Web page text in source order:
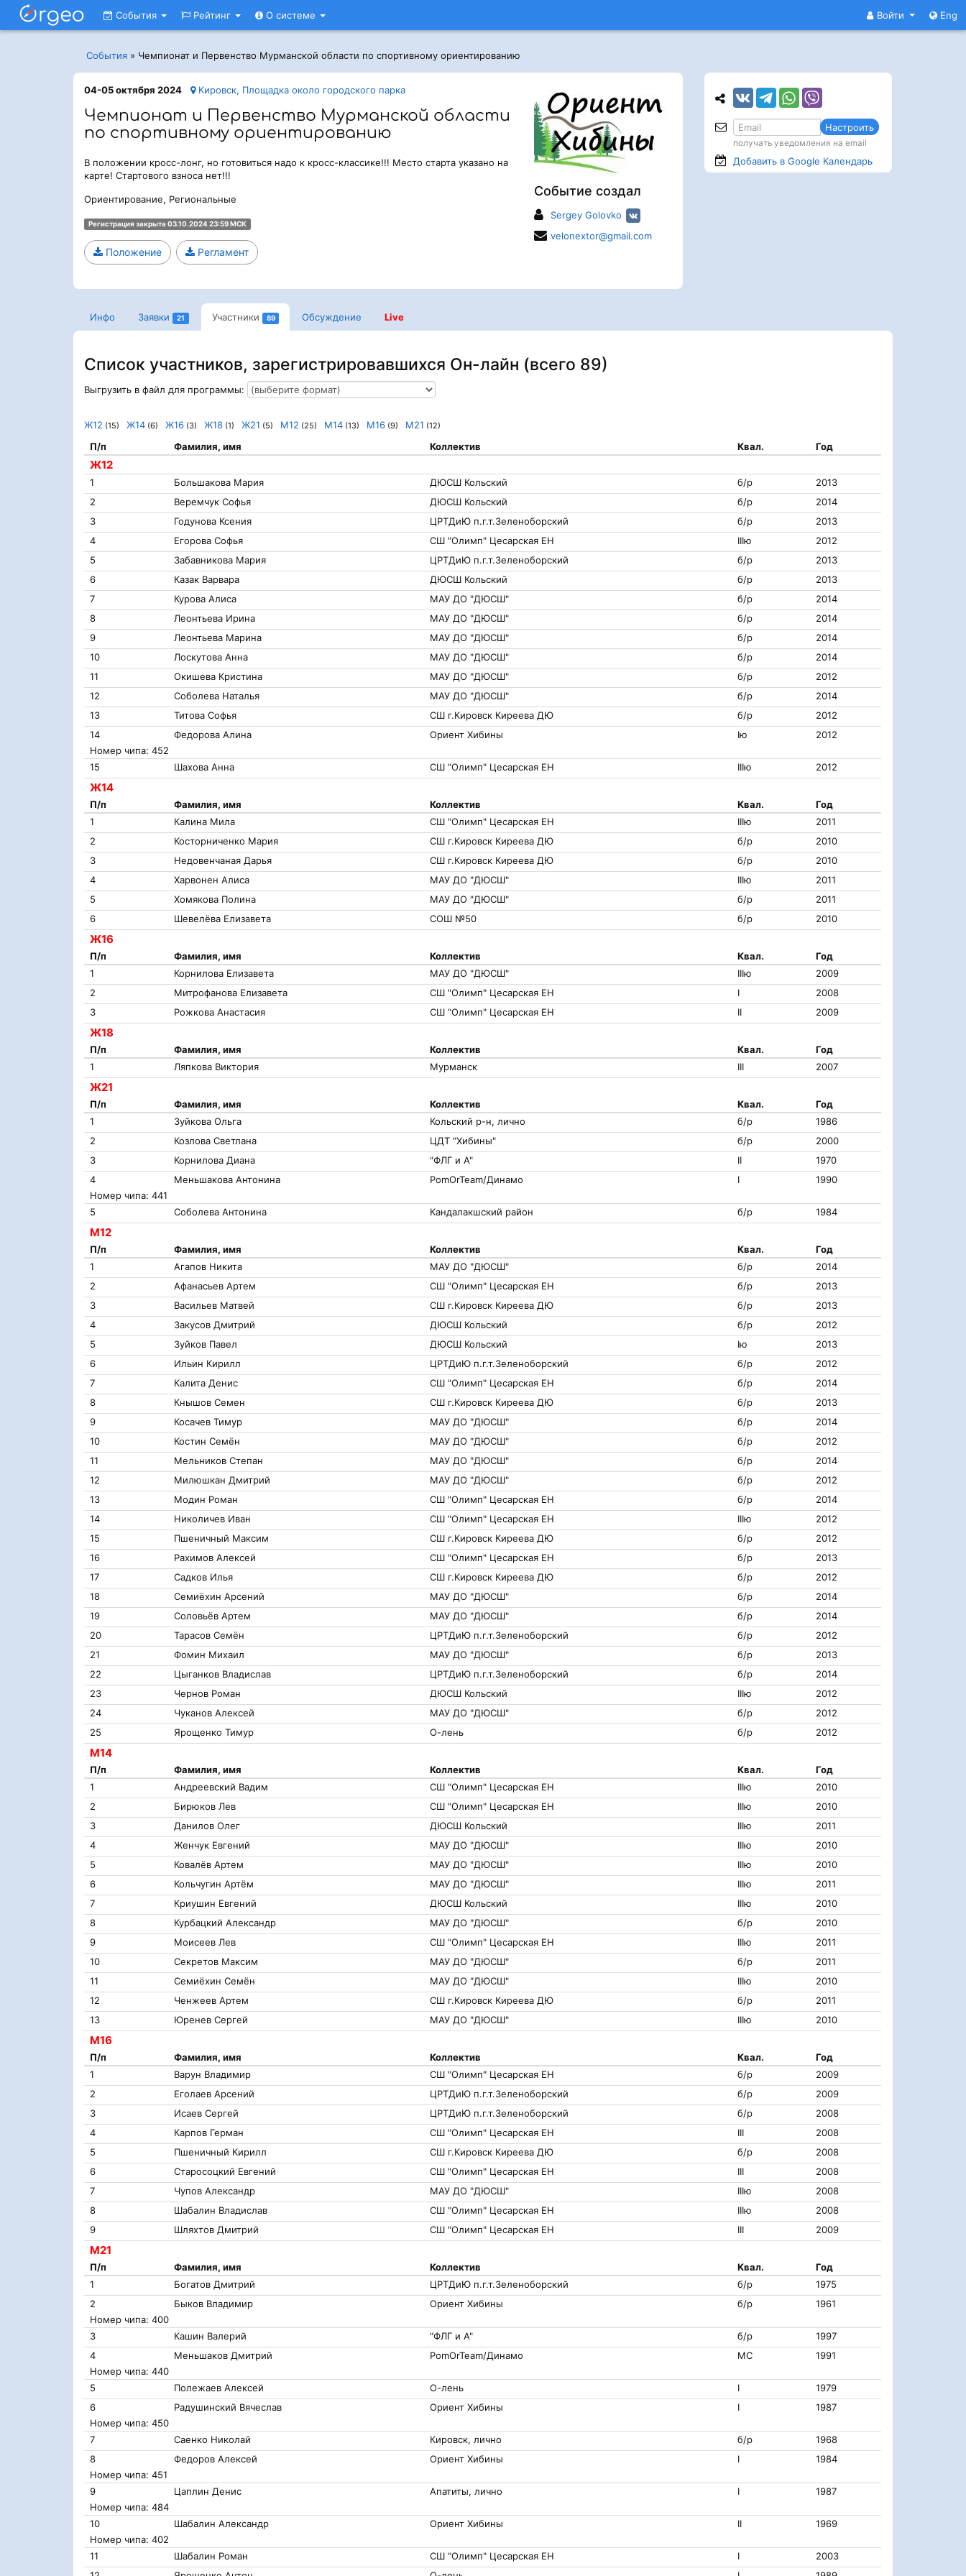
Войти Eng
События Рейтинг О системе
События » Чемпионат и Первенство Мурманской области по спортивному ориентированию
Событие создал
Sergey Golovko
velonextor@gmail.com
04-05 октября 2024 Кировск, Площадка около городского парка
Чемпионат и Первенство Мурманской области
по спортивному ориентированию
В положении кросс-лонг, но готовиться надо к кросс-классике!!! Место старта указано на
карте! Стартового взноса нет!!!
Ориентирование, Региональные
Регистрация закрыта 03.10.2024 23:59 МСК
Положение Регламент
Инфо Заявки 21 Участники 89 Обсуждение Live
Список участников, зарегистрировавшихся Он-лайн (всего 89)
Выгрузить в файл для программы:
Ж12 (15) Ж14 (6) Ж16 (3) Ж18 (1) Ж21 (5) М12 (25) М14 (13) М16 (9) М21 (12)
Ж12
П/п Фамилия, имя Коллектив Квал. Год
1 Большакова Мария ДЮСШ Кольский б/р
2013
2
Веремчук Софья ДЮСШ Кольский б/р
2014
3
Годунова Ксения ЦРТДиЮ п.г.т.Зеленоборский б/р
2013
4
Егорова Софья СШ "Олимп" Цесарская ЕН IIIю
2012
5
Забавникова Мария ЦРТДиЮ п.г.т.Зеленоборский б/р
2013
6
Казак Варвара ДЮСШ Кольский б/р
2013
7
Курова Алиса МАУ ДО "ДЮСШ" б/р
2014
8
Леонтьева Ирина МАУ ДО "ДЮСШ" б/р
2014
9
Леонтьева Марина МАУ ДО "ДЮСШ" б/р
2014
10
Лоскутова Анна МАУ ДО "ДЮСШ" б/р
2014
11
Окишева Кристина МАУ ДО "ДЮСШ" б/р
2012
12
Соболева Наталья МАУ ДО "ДЮСШ" б/р
2014
13
Титова Софья СШ г.Кировск Киреева ДЮ б/р
2012
14
Федорова Алина Ориент Хибины Iю
2012
Номер чипа: 452
15
Шахова Анна СШ "Олимп" Цесарская ЕН IIIю 2012
Ж14
П/п Фамилия, имя Коллектив Квал.
Год
1
Калина Мила СШ "Олимп" Цесарская ЕН IIIю
2011
2
Косторниченко Мария СШ г.Кировск Киреева ДЮ б/р
2010
3
Недовенчаная Дарья СШ г.Кировск Киреева ДЮ б/р
2010
4
Харвонен Алиса МАУ ДО "ДЮСШ" IIIю
2011
5
Хомякова Полина МАУ ДО "ДЮСШ" б/р
2011
6
Шевелёва Елизавета СОШ №50 б/р 2010
Ж16
П/п Фамилия, имя Коллектив Квал.
Год
1
Корнилова Елизавета МАУ ДО "ДЮСШ" IIIю
2009
2
Митрофанова Елизавета СШ "Олимп" Цесарская ЕН I
2008
3
Рожкова Анастасия СШ "Олимп" Цесарская ЕН II 2009
Ж18
П/п Фамилия, имя Коллектив Квал.
Год
1
Ляпкова Виктория Мурманск III 2007
Ж21
П/п Фамилия, имя Коллектив Квал.
Год
1
Зуйкова Ольга Кольский р-н, лично б/р
1986
2
Козлова Светлана ЦДТ "Хибины" б/р
2000
3
Корнилова Диана "ФЛГ и А" II
1970
4
Меньшакова Антонина PomOrTeam/Динамо I
1990
Номер чипа: 441
5
Соболева Антонина Кандалакшский район б/р 1984
М12
П/п Фамилия, имя Коллектив Квал.
Год
1
Агапов Никита МАУ ДО "ДЮСШ" б/р
2014
2
Афанасьев Артем СШ "Олимп" Цесарская ЕН б/р
2013
3
Васильев Матвей СШ г.Кировск Киреева ДЮ б/р
2013
4
Закусов Дмитрий ДЮСШ Кольский б/р
2012
5
Зуйков Павел ДЮСШ Кольский Iю
2013
6
Ильин Кирилл ЦРТДиЮ п.г.т.Зеленоборский б/р
2012
7
Калита Денис СШ "Олимп" Цесарская ЕН б/р
2014
8
Кнышов Семен СШ г.Кировск Киреева ДЮ б/р
2013
9
Косачев Тимур МАУ ДО "ДЮСШ" б/р
2014
10
Костин Семëн МАУ ДО "ДЮСШ" б/р
2012
11
Мельников Степан МАУ ДО "ДЮСШ" б/р
2014
12
Милюшкан Дмитрий МАУ ДО "ДЮСШ" б/р
2012
13
Модин Роман СШ "Олимп" Цесарская ЕН б/р
2014
14
Николичев Иван СШ "Олимп" Цесарская ЕН IIIю
2012
15
Пшеничный Максим СШ г.Кировск Киреева ДЮ б/р
2012
16
Рахимов Алексей СШ "Олимп" Цесарская ЕН б/р
2013
17
Садков Илья СШ г.Кировск Киреева ДЮ б/р
2012
18
Семиëхин Арсений МАУ ДО "ДЮСШ" б/р
2014
19
Соловьёв Артем МАУ ДО "ДЮСШ" б/р
2014
20
Тарасов Семён ЦРТДиЮ п.г.т.Зеленоборский б/р
2012
21
Фомин Михаил МАУ ДО "ДЮСШ" б/р
2013
22
Цыганков Владислав ЦРТДиЮ п.г.т.Зеленоборский б/р
2014
23
Чернов Роман ДЮСШ Кольский IIIю
2012
24
Чуканов Алексей МАУ ДО "ДЮСШ" б/р
2012
25
Ярощенко Тимур О-лень б/р 2012
М14
П/п Фамилия, имя Коллектив Квал.
Год
1
Андреевский Вадим СШ "Олимп" Цесарская ЕН IIIю
2010
2
Бирюков Лев СШ "Олимп" Цесарская ЕН IIIю
2010
3
Данилов Олег ДЮСШ Кольский IIIю
2011
4
Женчук Евгений МАУ ДО "ДЮСШ" IIIю
2010
5
Ковалёв Артем МАУ ДО "ДЮСШ" IIIю
2010
6
Кольчугин Артём МАУ ДО "ДЮСШ" IIIю
2011
7
Криушин Евгений ДЮСШ Кольский IIIю
2010
8
Курбацкий Александр МАУ ДО "ДЮСШ" б/р
2010
9
Моисеев Лев СШ "Олимп" Цесарская ЕН IIIю
2011
10
Секретов Максим МАУ ДО "ДЮСШ" б/р
2011
11
Семиëхин Семëн МАУ ДО "ДЮСШ" IIIю
2010
12
Ченжеев Артем СШ г.Кировск Киреева ДЮ б/р
2011
13
Юренев Сергей МАУ ДО "ДЮСШ" IIIю 2010
М16
П/п Фамилия, имя Коллектив Квал.
Год
1
Варун Владимир СШ "Олимп" Цесарская ЕН б/р
2009
2
Еголаев Арсений ЦРТДиЮ п.г.т.Зеленоборский б/р
2009
3
Исаев Сергей ЦРТДиЮ п.г.т.Зеленоборский б/р
2008
4
Карпов Герман СШ "Олимп" Цесарская ЕН III
2008
5
Пшеничный Кирилл СШ г.Кировск Киреева ДЮ б/р
2008
6
Старосоцкий Евгений СШ "Олимп" Цесарская ЕН III
2008
7
Чупов Александр МАУ ДО "ДЮСШ" IIIю
2008
8
Шабалин Владислав СШ "Олимп" Цесарская ЕН IIIю
2008
9
Шляхтов Дмитрий СШ "Олимп" Цесарская ЕН III 2009
М21
П/п Фамилия, имя Коллектив Квал.
Год
1
Богатов Дмитрий ЦРТДиЮ п.г.т.Зеленоборский б/р
1975
2
Быков Владимир Ориент Хибины б/р
1961
Номер чипа: 400
3
Кашин Валерий "ФЛГ и А" б/р
1997
4
Меньшаков Дмитрий PomOrTeam/Динамо МС
1991
Номер чипа: 440
5
Полежаев Алексей О-лень I
1979
6
Радушинский Вячеслав Ориент Хибины I
1987
Номер чипа: 450
7
Саенко Николай Кировск, лично б/р
1968
8
Федоров Алексей Ориент Хибины I
1984
Номер чипа: 451
9
Цаплин Денис Апатиты, лично I
1987
Номер чипа: 484
10
Шабалин Александр Ориент Хибины II
1969
Номер чипа: 402
11
Шабалин Роман СШ "Олимп" Цесарская ЕН I
2003
Настроить
получать уведомления на email
Добавить в Google Календарь